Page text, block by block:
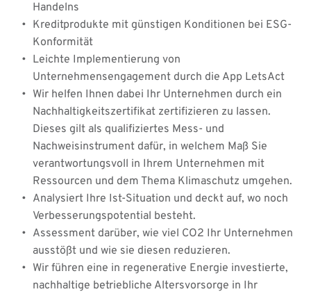
Handelns
Kreditprodukte mit günstigen Konditionen bei ESG-
Konformität
Leichte Implementierung von
Unternehmensengagement durch die App LetsAct
Wir helfen Ihnen dabei Ihr Unternehmen durch ein
Nachhaltigkeitszertifikat zertifizieren zu lassen.
Dieses gilt als qualifiziertes Mess- und
Nachweisinstrument dafür, in welchem Maß Sie
verantwortungsvoll in Ihrem Unternehmen mit
Ressourcen und dem Thema Klimaschutz umgehen.
Analysiert Ihre Ist-Situation und deckt auf, wo noch
Verbesserungspotential besteht.
​​​​​​​​​​​​​​Assessment darüber, wie viel CO2 Ihr Unternehmen
ausstößt und wie sie diesen reduzieren.
Wir führen eine in regenerative Energie investierte,
nachhaltige betriebliche Altersvorsorge in Ihr